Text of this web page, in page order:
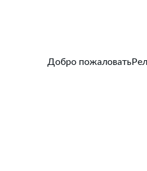
Добро пожаловать